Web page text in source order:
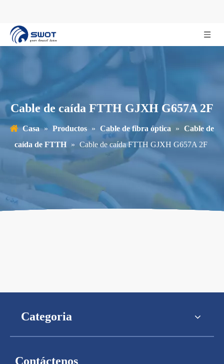
Cable de caída FTTH GJXH G657A 2F
Casa » Productos » Cable de fibra óptica » Cable de
caída de FTTH
» Cable de caída FTTH GJXH G657A 2F
Categoria
Contáctenos